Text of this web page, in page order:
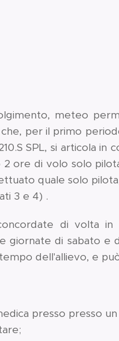
meteo
per il primo
SPL, si articola
ore di volo solo
quale solo
3 e 4) .
di volta
giornate di sabato e
dell'allievo, e
presso presso